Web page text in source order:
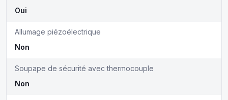
Oui
Allumage piézoélectrique
Non
Soupape de sécurité avec thermocouple
Non